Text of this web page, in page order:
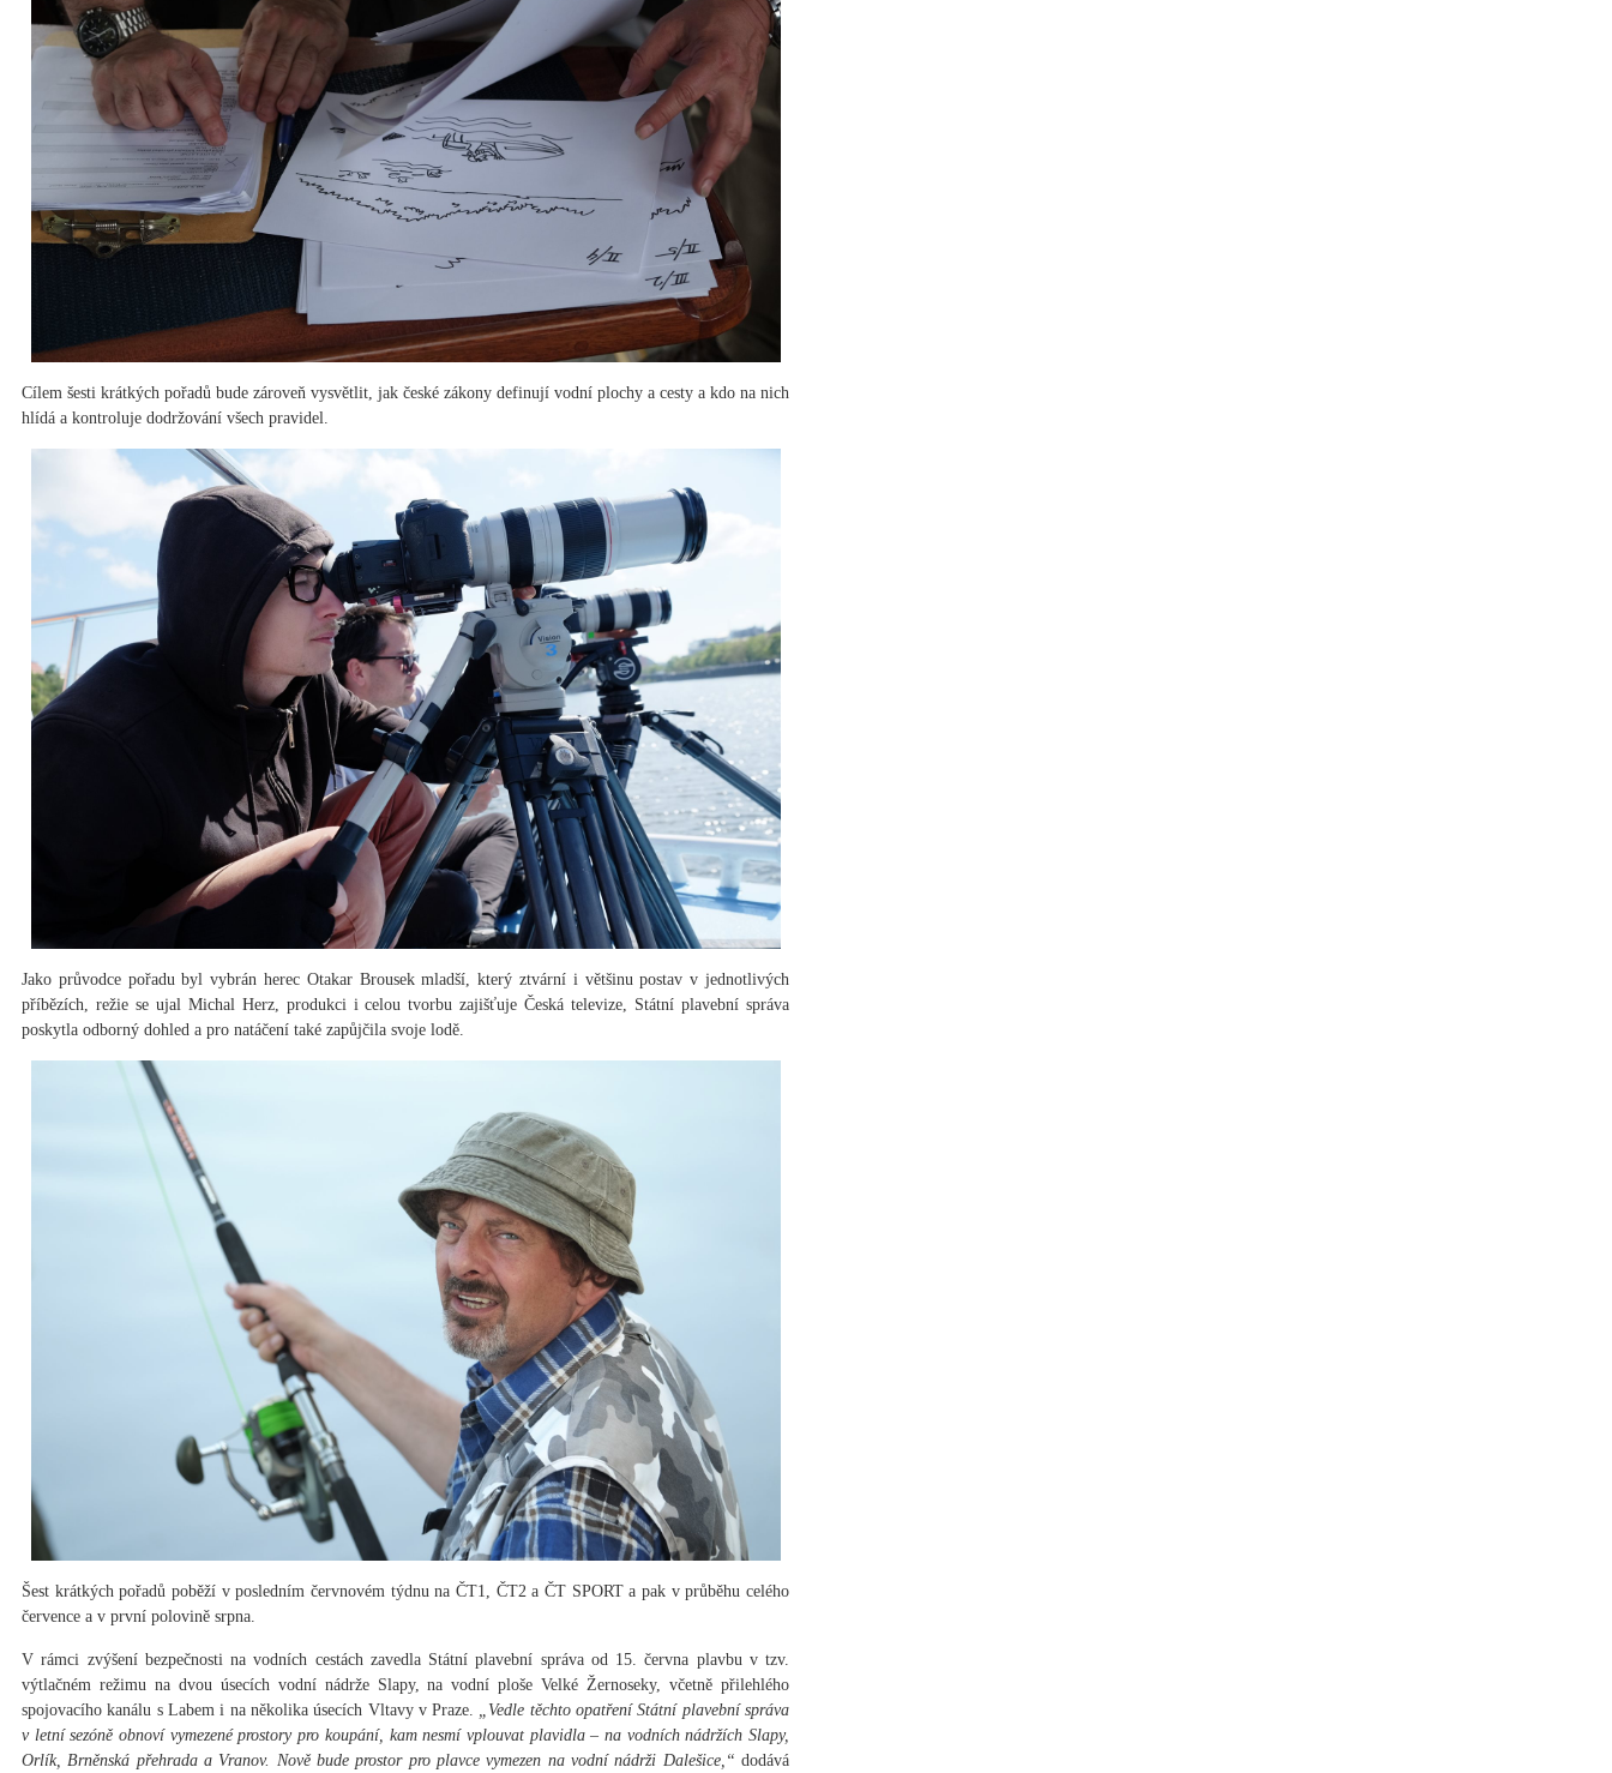
Cílem šesti krátkých pořadů bude zároveň vysvětlit, jak české zákony definují vodní plochy a cesty a kdo na nich
hlídá a kontroluje dodržování všech pravidel.
Jako průvodce pořadu byl vybrán herec Otakar Brousek mladší, který ztvární i většinu postav v jednotlivých
příbězích, režie se ujal Michal Herz, produkci i celou tvorbu zajišťuje Česká televize, Státní plavební správa
poskytla odborný dohled a pro natáčení také zapůjčila svoje lodě.
Šest krátkých pořadů poběží v posledním červnovém týdnu na ČT1, ČT2 a ČT SPORT a pak v průběhu celého
července a v první polovině srpna.
V rámci zvýšení bezpečnosti na vodních cestách zavedla Státní plavební správa od 15. června plavbu v tzv.
výtlačném režimu na dvou úsecích vodní nádrže Slapy, na vodní ploše Velké Žernoseky, včetně přilehlého
spojovacího kanálu s Labem i na několika úsecích Vltavy v Praze. „Vedle těchto opatření Státní plavební správa
v letní sezóně obnoví vymezené prostory pro koupání, kam nesmí vplouvat plavidla – na vodních nádržích Slapy,
Orlík, Brněnská přehrada a Vranov. Nově bude prostor pro plavce vymezen na vodní nádrži Dalešice,“ dodává